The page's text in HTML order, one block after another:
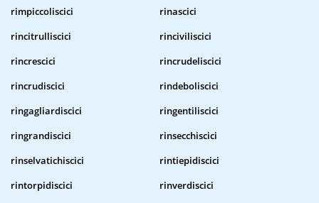
rimpiccoliscici
rinascici
rincitrulliscici
rinciviliscici
rincrescici
rincrudeliscici
rincrudiscici
rindeboliscici
ringagliardiscici
ringentiliscici
ringrandiscici
rinsecchiscici
rinselvatichiscici
rintiepidiscici
rintorpidiscici
rinverdiscici